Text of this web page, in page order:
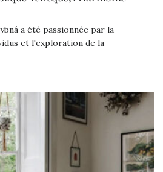
a été passionnée par la
et l'exploration de la